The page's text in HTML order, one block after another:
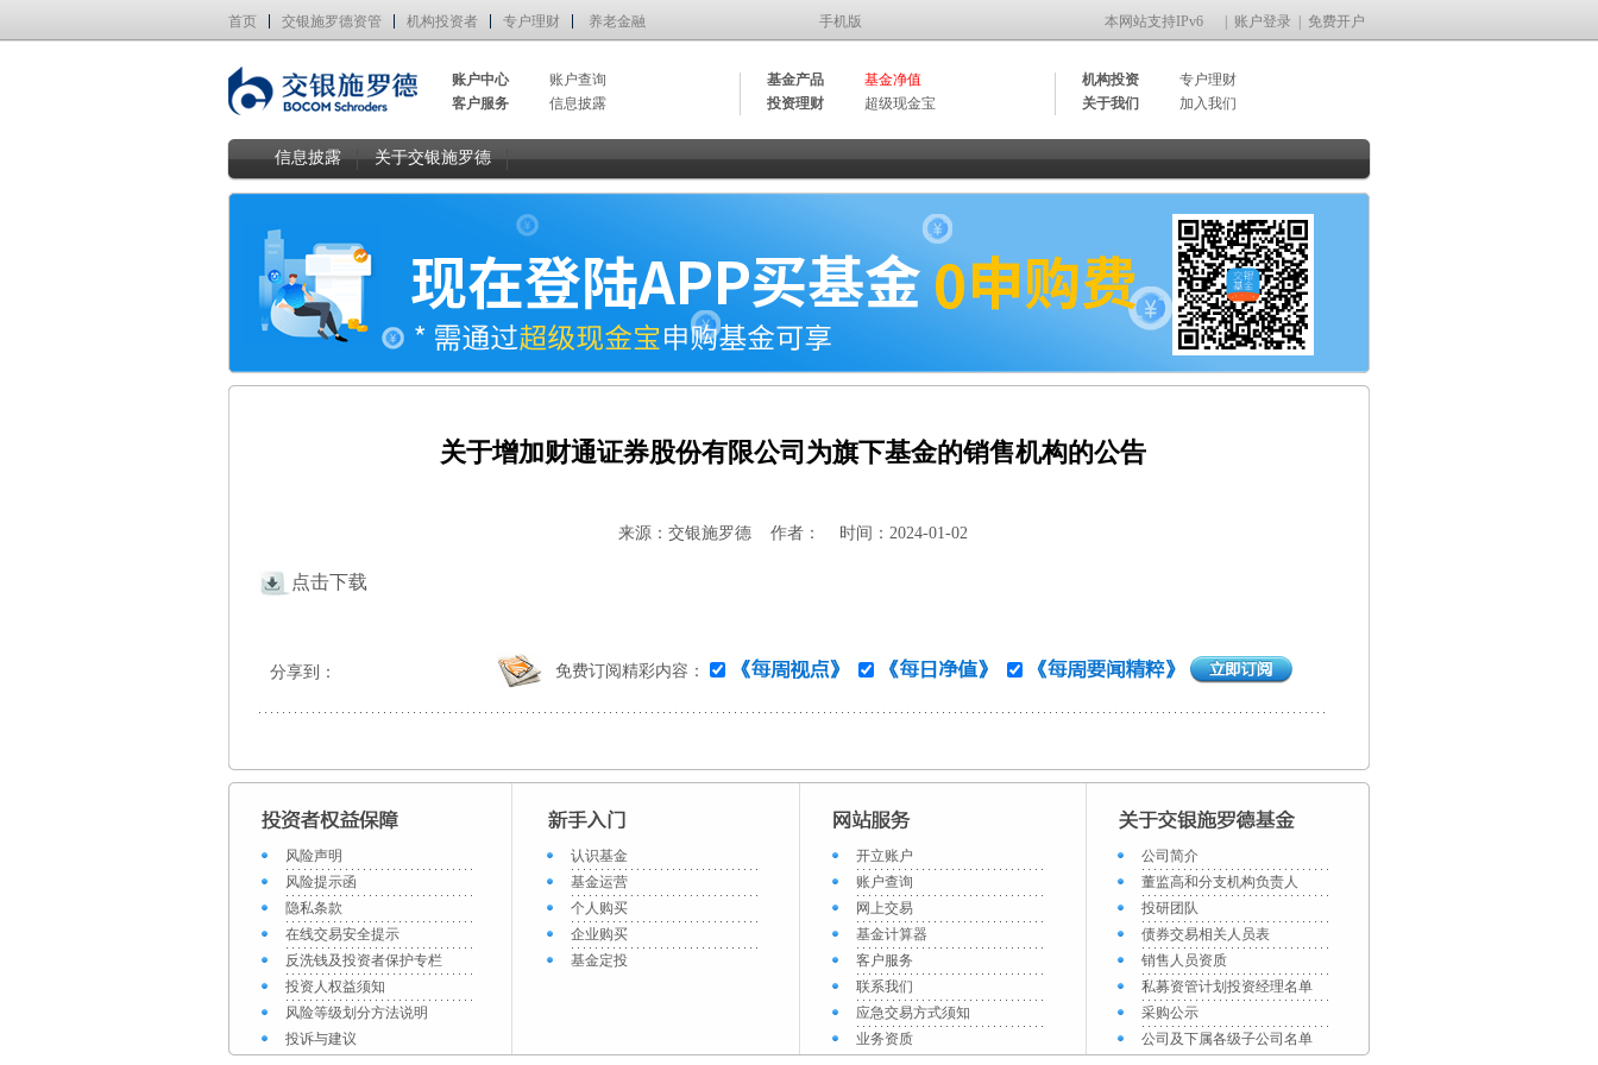
首页 交银施罗德资管 机构投资者 专户理财 养老金融 手机版 本网站支持IPv6 账户登录 免费开户
账户中心
账户查询
客户服务
信息披露
基金产品
基金净值
投资理财
超级现金宝
机构投资
专户理财
关于我们
加入我们
信息披露 关于交银施罗德
关于增加财通证券股份有限公司为旗下基金的销售机构的公告
来源：交银施罗德 作者： 时间：2024-01-02
点击下载
分享到： 免费订阅精彩内容：
风险声明
风险提示函
隐私条款
在线交易安全提示
反洗钱及投资者保护专栏
投资人权益须知
风险等级划分方法说明
投诉与建议
认识基金
基金运营
个人购买
企业购买
基金定投
开立账户
账户查询
网上交易
基金计算器
客户服务
联系我们
应急交易方式须知
业务资质
公司简介
董监高和分支机构负责人
投研团队
债券交易相关人员表
销售人员资质
私募资管计划投资经理名单
采购公示
公司及下属各级子公司名单